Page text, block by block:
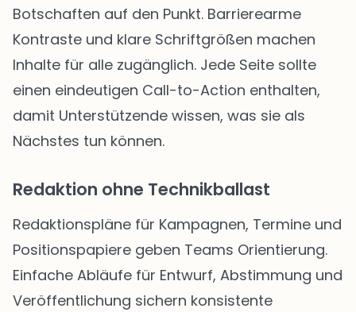
Botschaften auf den Punkt. Barrierearme
Kontraste und klare Schriftgrößen machen
Inhalte für alle zugänglich. Jede Seite sollte
einen eindeutigen Call-to-Action enthalten,
damit Unterstützende wissen, was sie als
Nächstes tun können.
Redaktion ohne Technikballast
Redaktionspläne für Kampagnen, Termine und
Positionspapiere geben Teams Orientierung.
Einfache Abläufe für Entwurf, Abstimmung und
Veröffentlichung sichern konsistente